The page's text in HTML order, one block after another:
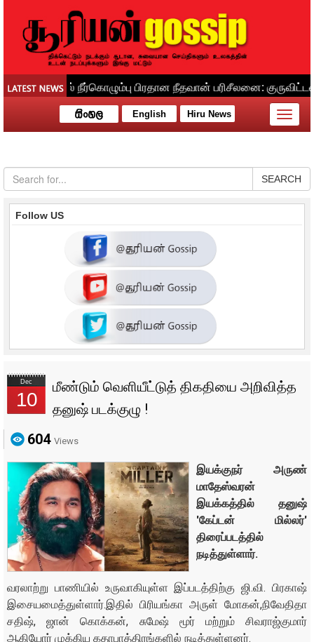
English Hiru News
Toggle
SEARCH
Follow US
Dec
10
மீண்டும் வெளியீட்டுத் திகதியை அறிவித்த
தனுஷ் படக்குழு !
604 Views
இயக்குநர் அருண்
மாதேஸ்வரன்
இயக்கத்தில் தனுஷ்
'கேப்டன் மில்லர்'
திரைப்படத்தில்
நடித்துள்ளார்.
வரலாற்று பாணியில் உருவாகியுள்ள இப்படத்திற்கு ஜி.வி. பிரகாஷ்
இசையமைத்துள்ளார்.இதில் பிரியங்கா அருள் மோகன்,நிவேதிதா
சதிஷ், ஜான் கொக்கன், சுமேஷ் மூர் மற்றும் சிவராஜ்குமார்
ஆகியோர் முக்கிய கதாபாத்திரங்களில் நடித்துள்ளனர்.